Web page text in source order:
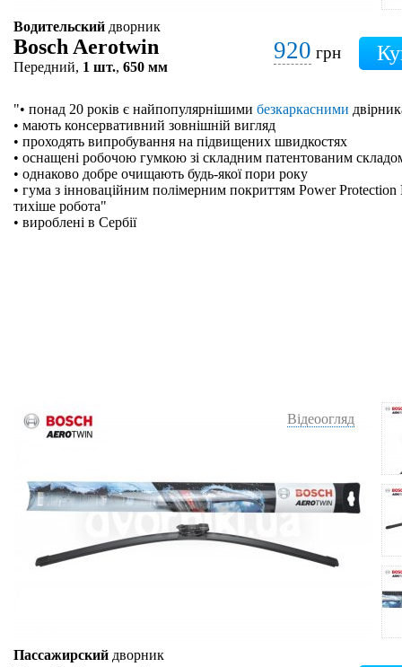
Водительский дворник
Bosch Aerotwin
Передний, 1 шт., 650 мм
920 грн
"• понад 20 років є найпопулярнішими безкаркасними
• мають консервативний зовнішній вигляд
• проходять випробування на підвищених швидкостях
• оснащені робочою гумкою зі складним патентованим
• однаково добре очищають будь-якої пори року
• гума з інноваційним полімерним покриттям Power
тихіше робота"
• вироблені в Сербії
Відеоогляд
Пассажирский дворник